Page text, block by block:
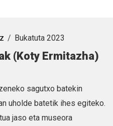
Bukatuta 2023
(Koty Ermitazha)
sagutxo batekin
uholde batetik ihes egiteko.
jaso eta museora